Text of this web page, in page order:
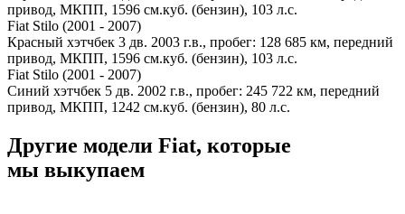
привод, МКПП, 1596 см.куб. (бензин), 103 л.с.
Fiat Stilo (2001 - 2007)
Красный хэтчбек 3 дв. 2003 г.в., пробег: 128 685 км, передний
привод, МКПП, 1596 см.куб. (бензин), 103 л.с.
Fiat Stilo (2001 - 2007)
Синий хэтчбек 5 дв. 2002 г.в., пробег: 245 722 км, передний
привод, МКПП, 1242 см.куб. (бензин), 80 л.с.
Другие модели Fiat, которые
мы выкупаем